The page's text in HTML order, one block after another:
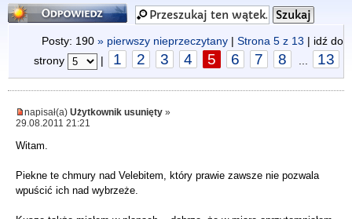
Odpowiedz
Posty: 190 » pierwszy nieprzeczytany | Strona 5 z 13 | idź do
strony
| 1 2 3 4 5 6 7 8 13
napisał(a) Użytkownik usunięty »
29.08.2011 21:21
Witam.
Piekne te chmury nad Velebitem, który prawie zawsze nie pozwala
wpuścić ich nad wybrzeże.